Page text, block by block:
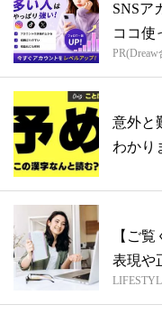
SNSア
ココ使
意外と
わかり
【ご
表現や